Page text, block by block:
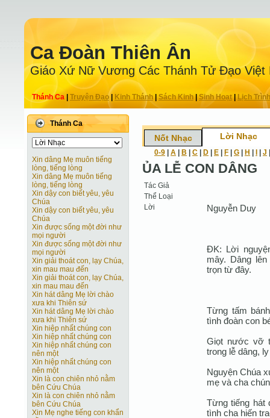
Ca Ðoàn Thiên Ân
Giáo Xứ Nữ Vương Các Thánh Tử Ðạo Việt
Thánh Ca Truyện Ðạo| Kinh Thánh Sách Kinh|Sinh Hoạt| Lịch Trình
Thánh Ca
Xin dâng Mẹ muôn tiếng
lòng, tiếng lòng
Xin dâng Mẹ muôn tiếng
lòng, tiếng lòng
Xin dậy con biết yêu, yêu
Chúa
Xin dậy con biết yêu, yêu
Chúa
Xin được sống một đời như
mọi người
Xin được sống một đời như
mọi người
Xin giải thoát con, lạy Chúa,
xin mau mau đến
Xin giải thoát con, lạy Chúa,
xin mau mau đến
Xin hát dâng Mẹ lời chào
xưa khi Thiên sứ
Xin hát dâng Mẹ lời chào
xưa khi Thiên sứ
Xin hiệp nhất chúng con
Xin hiệp nhất chúng con
Xin hiệp nhất chúng con
nên một
Xin hiệp nhất chúng con
nên một
Xin là con chiên nhỏ nằm
bên Cứu Chúa
Xin là con chiên nhỏ nằm
bên Cứu Chúa
Xin Mẹ nghe tiếng con khẩn
Nốt Nhạc Lời Nhạc
0-9 A B C D E F G H J
ỦA LỄ CON DÂNG
Tác Giả
Thể Loại
Lời
Nguyễn Duy
ĐK: Lời
mây. Dâng
trọn từ đây.
Từng tấm
tình đoàn con
Giọt nước vỡ
trong lễ dâng,
Nguyện Chúa
mẹ và cha
Từng tiếng hát
tình cha hiến